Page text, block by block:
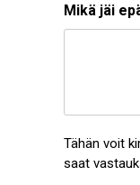
Mikä jäi
Tähän voit
saat